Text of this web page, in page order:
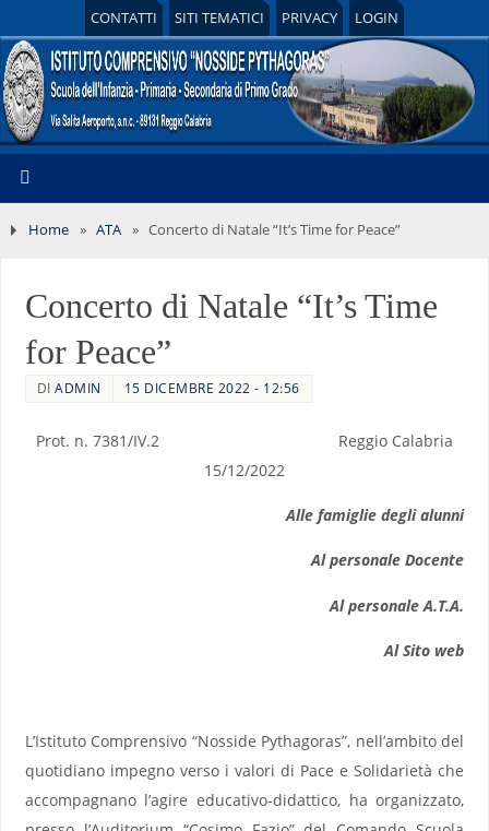
CONTATTI SITI TEMATICI PRIVACY LOGIN
Home » ATA » Concerto di Natale “It’s Time for Peace”
Concerto di Natale “It’s Time
for Peace”
DIADMIN 15 DICEMBRE 2022 - 12:56
Prot. n. 7381/IV.2 Reggio Calabria
15/12/2022
Alle famiglie degli alunni
Al personale Docente
Al personale A.T.A.
Al Sito web
L’Istituto Comprensivo “Nosside Pythagoras”, nell’ambito del
quotidiano impegno verso i valori di Pace e Solidarietà che
accompagnano l’agire educativo-didattico, ha organizzato,